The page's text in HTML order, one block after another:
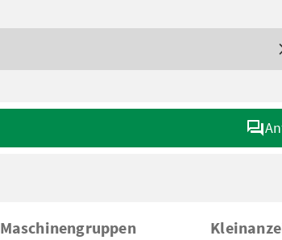
Maschinengruppen